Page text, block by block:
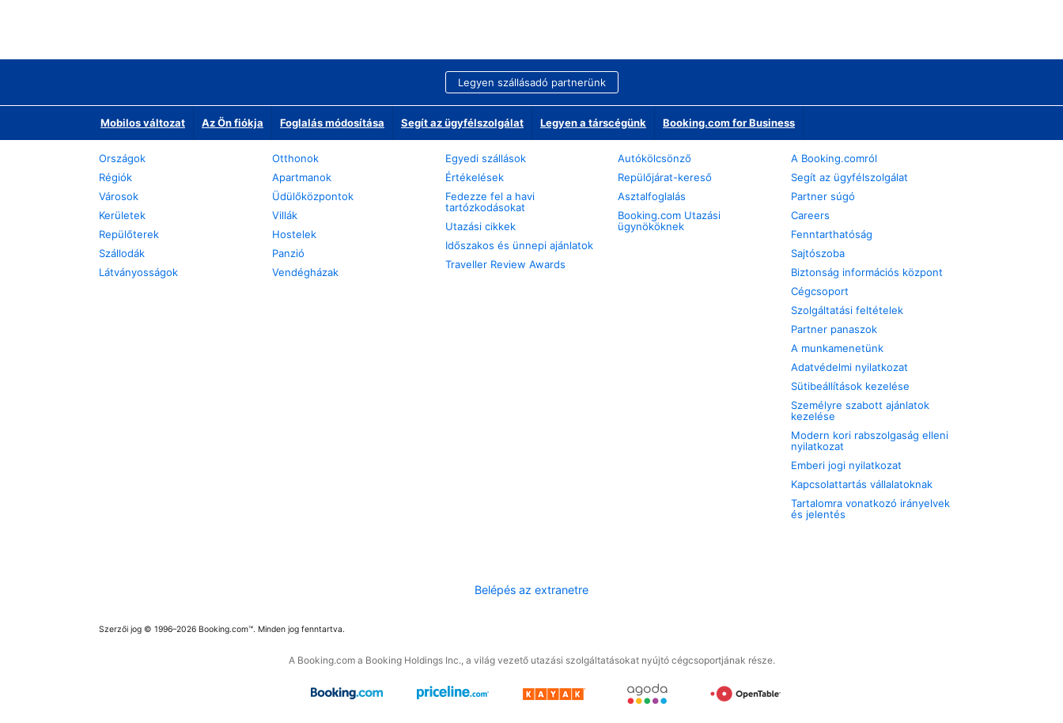
Legyen szállásadó partnerünk
Mobilos változat Az Ön fiókja Foglalás módosítása Segít az ügyfélszolgálat Legyen a társcégünk Booking.com for Business
Országok
Régiók
Városok
Kerületek
Repülőterek
Szállodák
Látványosságok
Otthonok
Apartmanok
Üdülőközpontok
Villák
Hostelek
Panzió
Vendégházak
Egyedi szállások
Értékelések
Fedezze fel a havi
tartózkodásokat
Utazási cikkek
Időszakos és ünnepi ajánlatok
Traveller Review Awards
Autókölcsönző
Repülőjárat-kereső
Asztalfoglalás
Booking.com Utazási
ügynököknek
A Booking.comról
Segít az ügyfélszolgálat
Partner súgó
Careers
Fenntarthatóság
Sajtószoba
Biztonság információs központ
Cégcsoport
Szolgáltatási feltételek
Partner panaszok
A munkamenetünk
Adatvédelmi nyilatkozat
Sütibeállítások kezelése
Személyre szabott ajánlatok
kezelése
Modern kori rabszolgaság elleni
nyilatkozat
Emberi jogi nyilatkozat
Kapcsolattartás vállalatoknak
Tartalomra vonatkozó irányelvek
és jelentés
Belépés az extranetre
Szerzői jog © 1996–2026 Booking.com™. Minden jog fenntartva.
A Booking.com a Booking Holdings Inc., a világ vezető utazási szolgáltatásokat nyújtó cégcsoportjának része.